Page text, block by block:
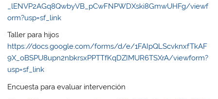
_lENVP2AGq8QwbyVB_pCwFNPWDXski8GmwUHFg/viewf
orm?usp=sf_link
Taller para hijos
https://docs.google.com/forms/d/e/1FAIpQLScvknxfTkAF
9X_oBSPU8upn2nbkrsxPPTTfKqDZIMUR6TSXrA/viewform?
usp=sf_link
Encuesta para evaluar intervención